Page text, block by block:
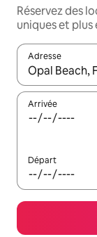
Réservez des
uniques et
Adresse
Lorsque les
Arrivée
Départ